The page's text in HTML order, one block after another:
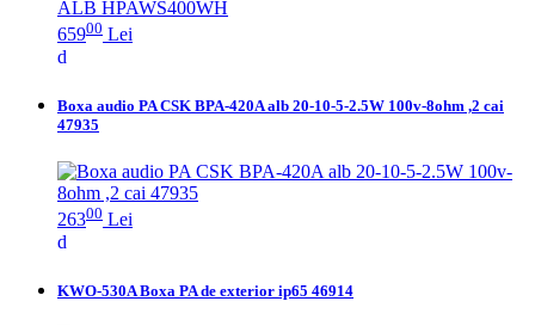
65900 Lei
Boxa audio PA CSK BPA-420A alb 20-10-5-2.5W 100v-8ohm ,2 cai
47935
26300 Lei
KWO-530A Boxa PA de exterior ip65 46914